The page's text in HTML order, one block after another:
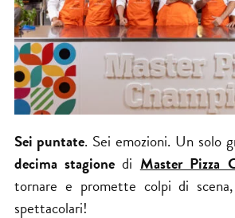
Sei puntate. Sei emozioni. Un solo
decima stagionedi Master Pizza
tornare e promette colpi di
spettacolari!